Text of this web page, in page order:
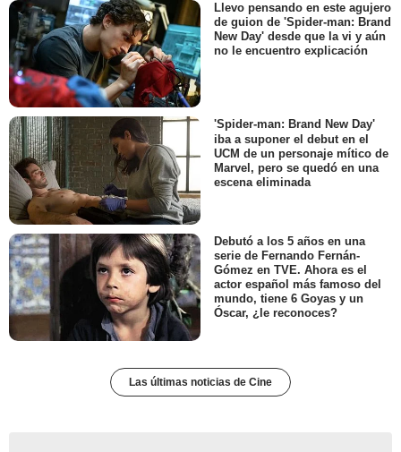
Llevo pensando en este agujero
de guion de 'Spider-man: Brand
New Day' desde que la vi y aún
no le encuentro explicación
'Spider-man: Brand New Day'
iba a suponer el debut en el
UCM de un personaje mítico de
Marvel, pero se quedó en una
escena eliminada
Debutó a los 5 años en una
serie de Fernando Fernán-
Gómez en TVE. Ahora es el
actor español más famoso del
mundo, tiene 6 Goyas y un
Óscar, ¿le reconoces?
Las últimas noticias de Cine